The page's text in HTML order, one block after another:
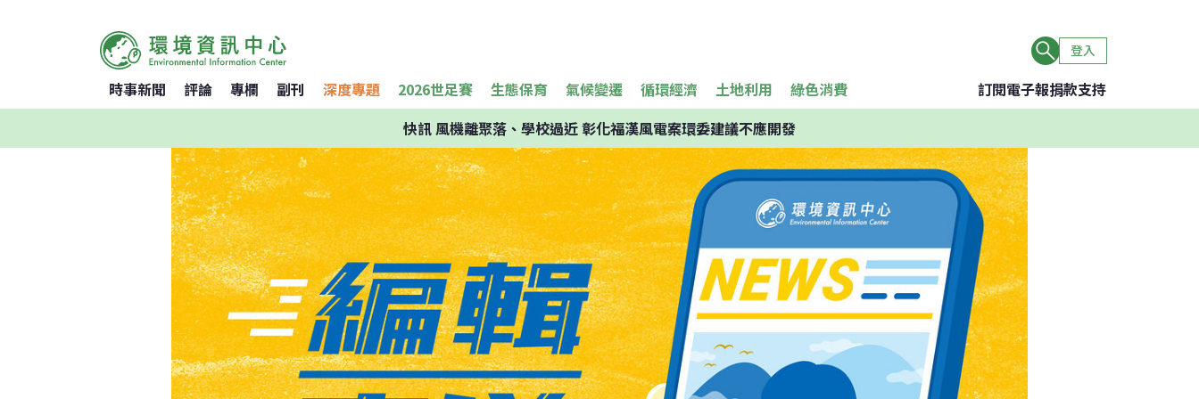
登入
時事新聞 評論 專欄 副刊 深度專題 2026世足賽 生態保育 氣候變遷 循環經濟 土地利用 綠色消費 訂閱電子報捐款支持
快訊風機離聚落、學校過近 彰化福漢風電案環委建議不應開發